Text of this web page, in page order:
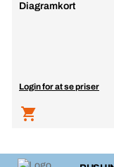
Diagramkort
Login for at se priser